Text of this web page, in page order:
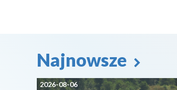
Najnowsze
2026-08-06